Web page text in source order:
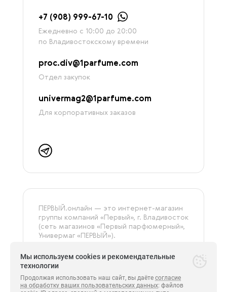
+7 (908) 999-67-10
Ежедневно с 10:00 до 20:00
по Владивостокскому времени
proc.div@1parfume.com
Отдел закупок
univermag2@1parfume.com
Для корпоративных заказов
ПЕРВЫЙ.онлайн — это интернет-магазин
группы компаний «‎Первый», г. Владивосток
(сеть магазинов «Первый парфюмерный»,
Универмаг «ПЕРВЫЙ»).
оригинальная и сертифицированная
продукция.
Мы используем cookies и рекомендательные
технологии
Продолжая использовать наш сайт, вы даёте согласие
на обработку ваших пользовательских данных: файлов